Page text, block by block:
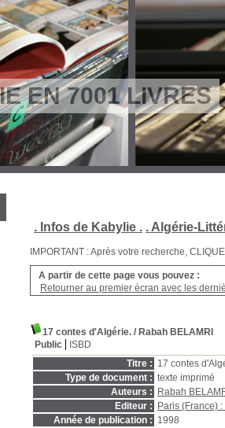
EN 7001 LIVRES
. Infos de Kabylie . . Algérie-
IMPORTANT : Après votre recherche,
A partir de cette page vous pouvez :
Retourner au premier écran avec les
17 contes d'Algérie. / Rabah BELAMRI
Public
ISBD
Titre : 17 contes
Type de document : texte imprimé
Auteurs :
Rabah
Editeur :
Paris (France)
Année de publication : 1998